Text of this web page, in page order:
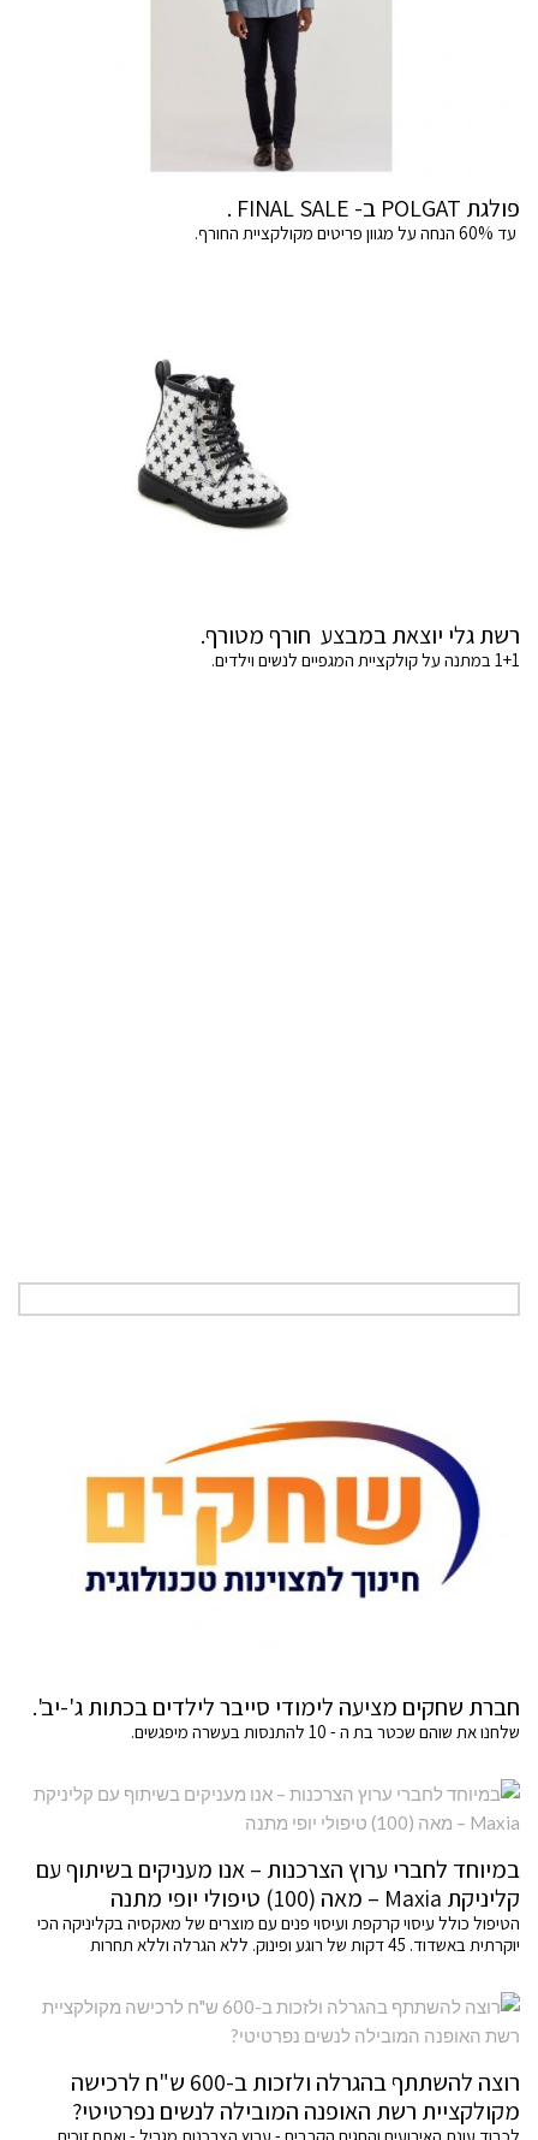
פולגת POLGAT ב- FINAL SALE .
עד 60% הנחה על מגוון פריטים מקולקציית החורף.
רשת גלי יוצאת במבצע חורף מטורף.
1+1 במתנה על קולקציית המגפיים לנשים וילדים.
חברת שחקים מציעה לימודי סייבר לילדים בכתות ג'-יב'.
שלחנו את שוהם שכטר בת ה - 10 להתנסות בעשרה מיפגשים.
במיוחד לחברי ערוץ הצרכנות – אנו מעניקים בשיתוף עם
קליניקת Maxia – מאה (100) טיפולי יופי מתנה
הטיפול כולל עיסוי קרקפת ועיסוי פנים עם מוצרים של מאקסיה בקליניקה הכי
יוקרתית באשדוד. 45 דקות של רוגע ופינוק. ללא הגרלה וללא תחרות
רוצה להשתתף בהגרלה ולזכות ב-600 ש"ח לרכישה
מקולקציית רשת האופנה המובילה לנשים נפרטיטי?